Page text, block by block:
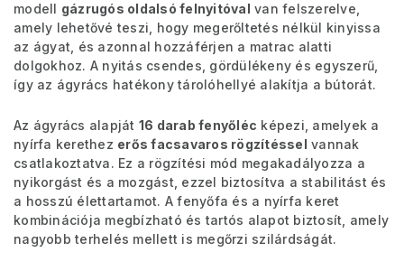
modell gázrugós oldalsó felnyitóval van felszerelve,
amely lehetővé teszi, hogy megerőltetés nélkül kinyissa
az ágyat, és azonnal hozzáférjen a matrac alatti
dolgokhoz. A nyitás csendes, gördülékeny és egyszerű,
így az ágyrács hatékony tárolóhellyé alakítja a bútorát.
Az ágyrács alapját 16 darab fenyőléc képezi, amelyek a
nyírfa kerethez erős facsavaros rögzítéssel vannak
csatlakoztatva. Ez a rögzítési mód megakadályozza a
nyikorgást és a mozgást, ezzel biztosítva a stabilitást és
a hosszú élettartamot. A fenyőfa és a nyírfa keret
kombinációja megbízható és tartós alapot biztosít, amely
nagyobb terhelés mellett is megőrzi szilárdságát.